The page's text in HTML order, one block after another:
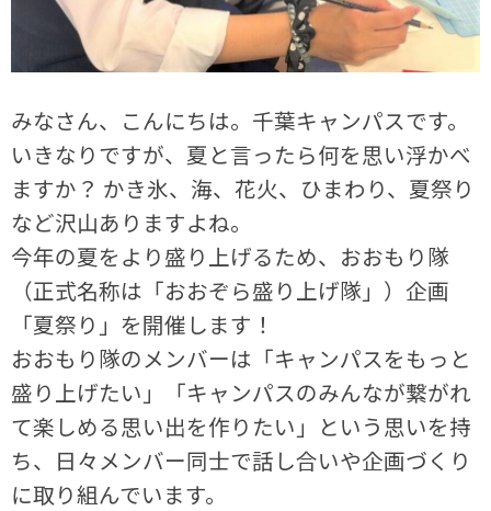
みなさん、こんにちは。千葉キャンパスです。
いきなりですが、夏と言ったら何を思い浮かべ
ますか？ かき氷、海、花火、ひまわり、夏祭り
など沢山ありますよね。
今年の夏をより盛り上げるため、おおもり隊
（正式名称は「おおぞら盛り上げ隊」）企画
「夏祭り」を開催します！
おおもり隊のメンバーは「キャンパスをもっと
盛り上げたい」「キャンパスのみんなが繋がれ
て楽しめる思い出を作りたい」という思いを持
ち、日々メンバー同士で話し合いや企画づくり
に取り組んでいます。